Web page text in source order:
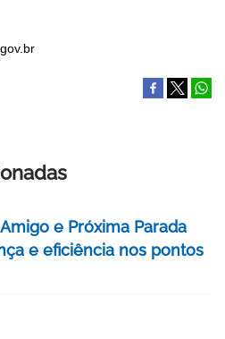
e Próxima Parada
e eficiência nos pontos